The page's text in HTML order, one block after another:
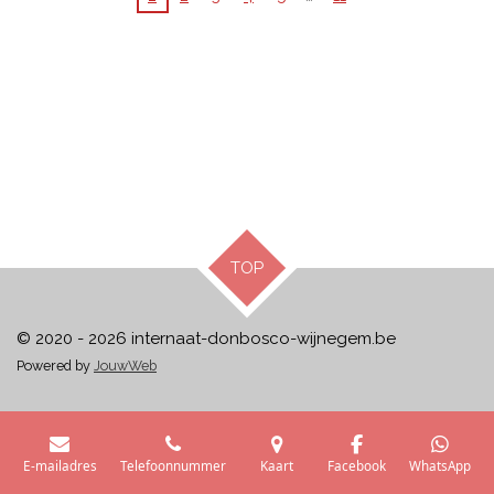
TOP
© 2020 - 2026 internaat-donbosco-wijnegem.be
Powered by JouwWeb
E-mailadres Telefoonnummer Kaart Facebook WhatsApp